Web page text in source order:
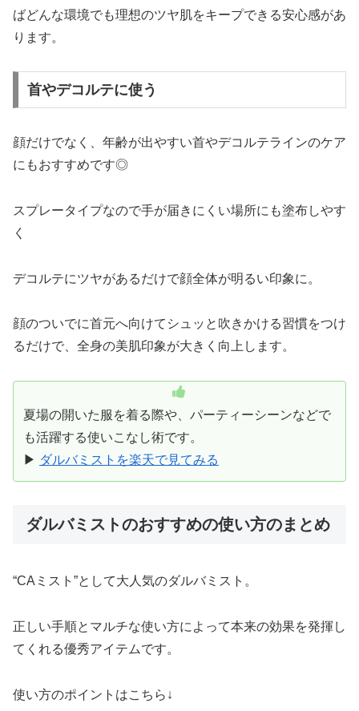
ばどんな環境でも理想のツヤ肌をキープできる安心感があ
ります。
首やデコルテに使う
顔だけでなく、年齢が出やすい首やデコルテラインのケア
にもおすすめです◎
スプレータイプなので手が届きにくい場所にも塗布しやす
く
デコルテにツヤがあるだけで顔全体が明るい印象に。
顔のついでに首元へ向けてシュッと吹きかける習慣をつけ
るだけで、全身の美肌印象が大きく向上します。
夏場の開いた服を着る際や、パーティーシーンなどで
も活躍する使いこなし術です。
▶ ダルバミストを楽天で見てみる
ダルバミストのおすすめの使い方のまとめ
“CAミスト”として大人気のダルバミスト。
正しい手順とマルチな使い方によって本来の効果を発揮し
てくれる優秀アイテムです。
使い方のポイントはこちら↓